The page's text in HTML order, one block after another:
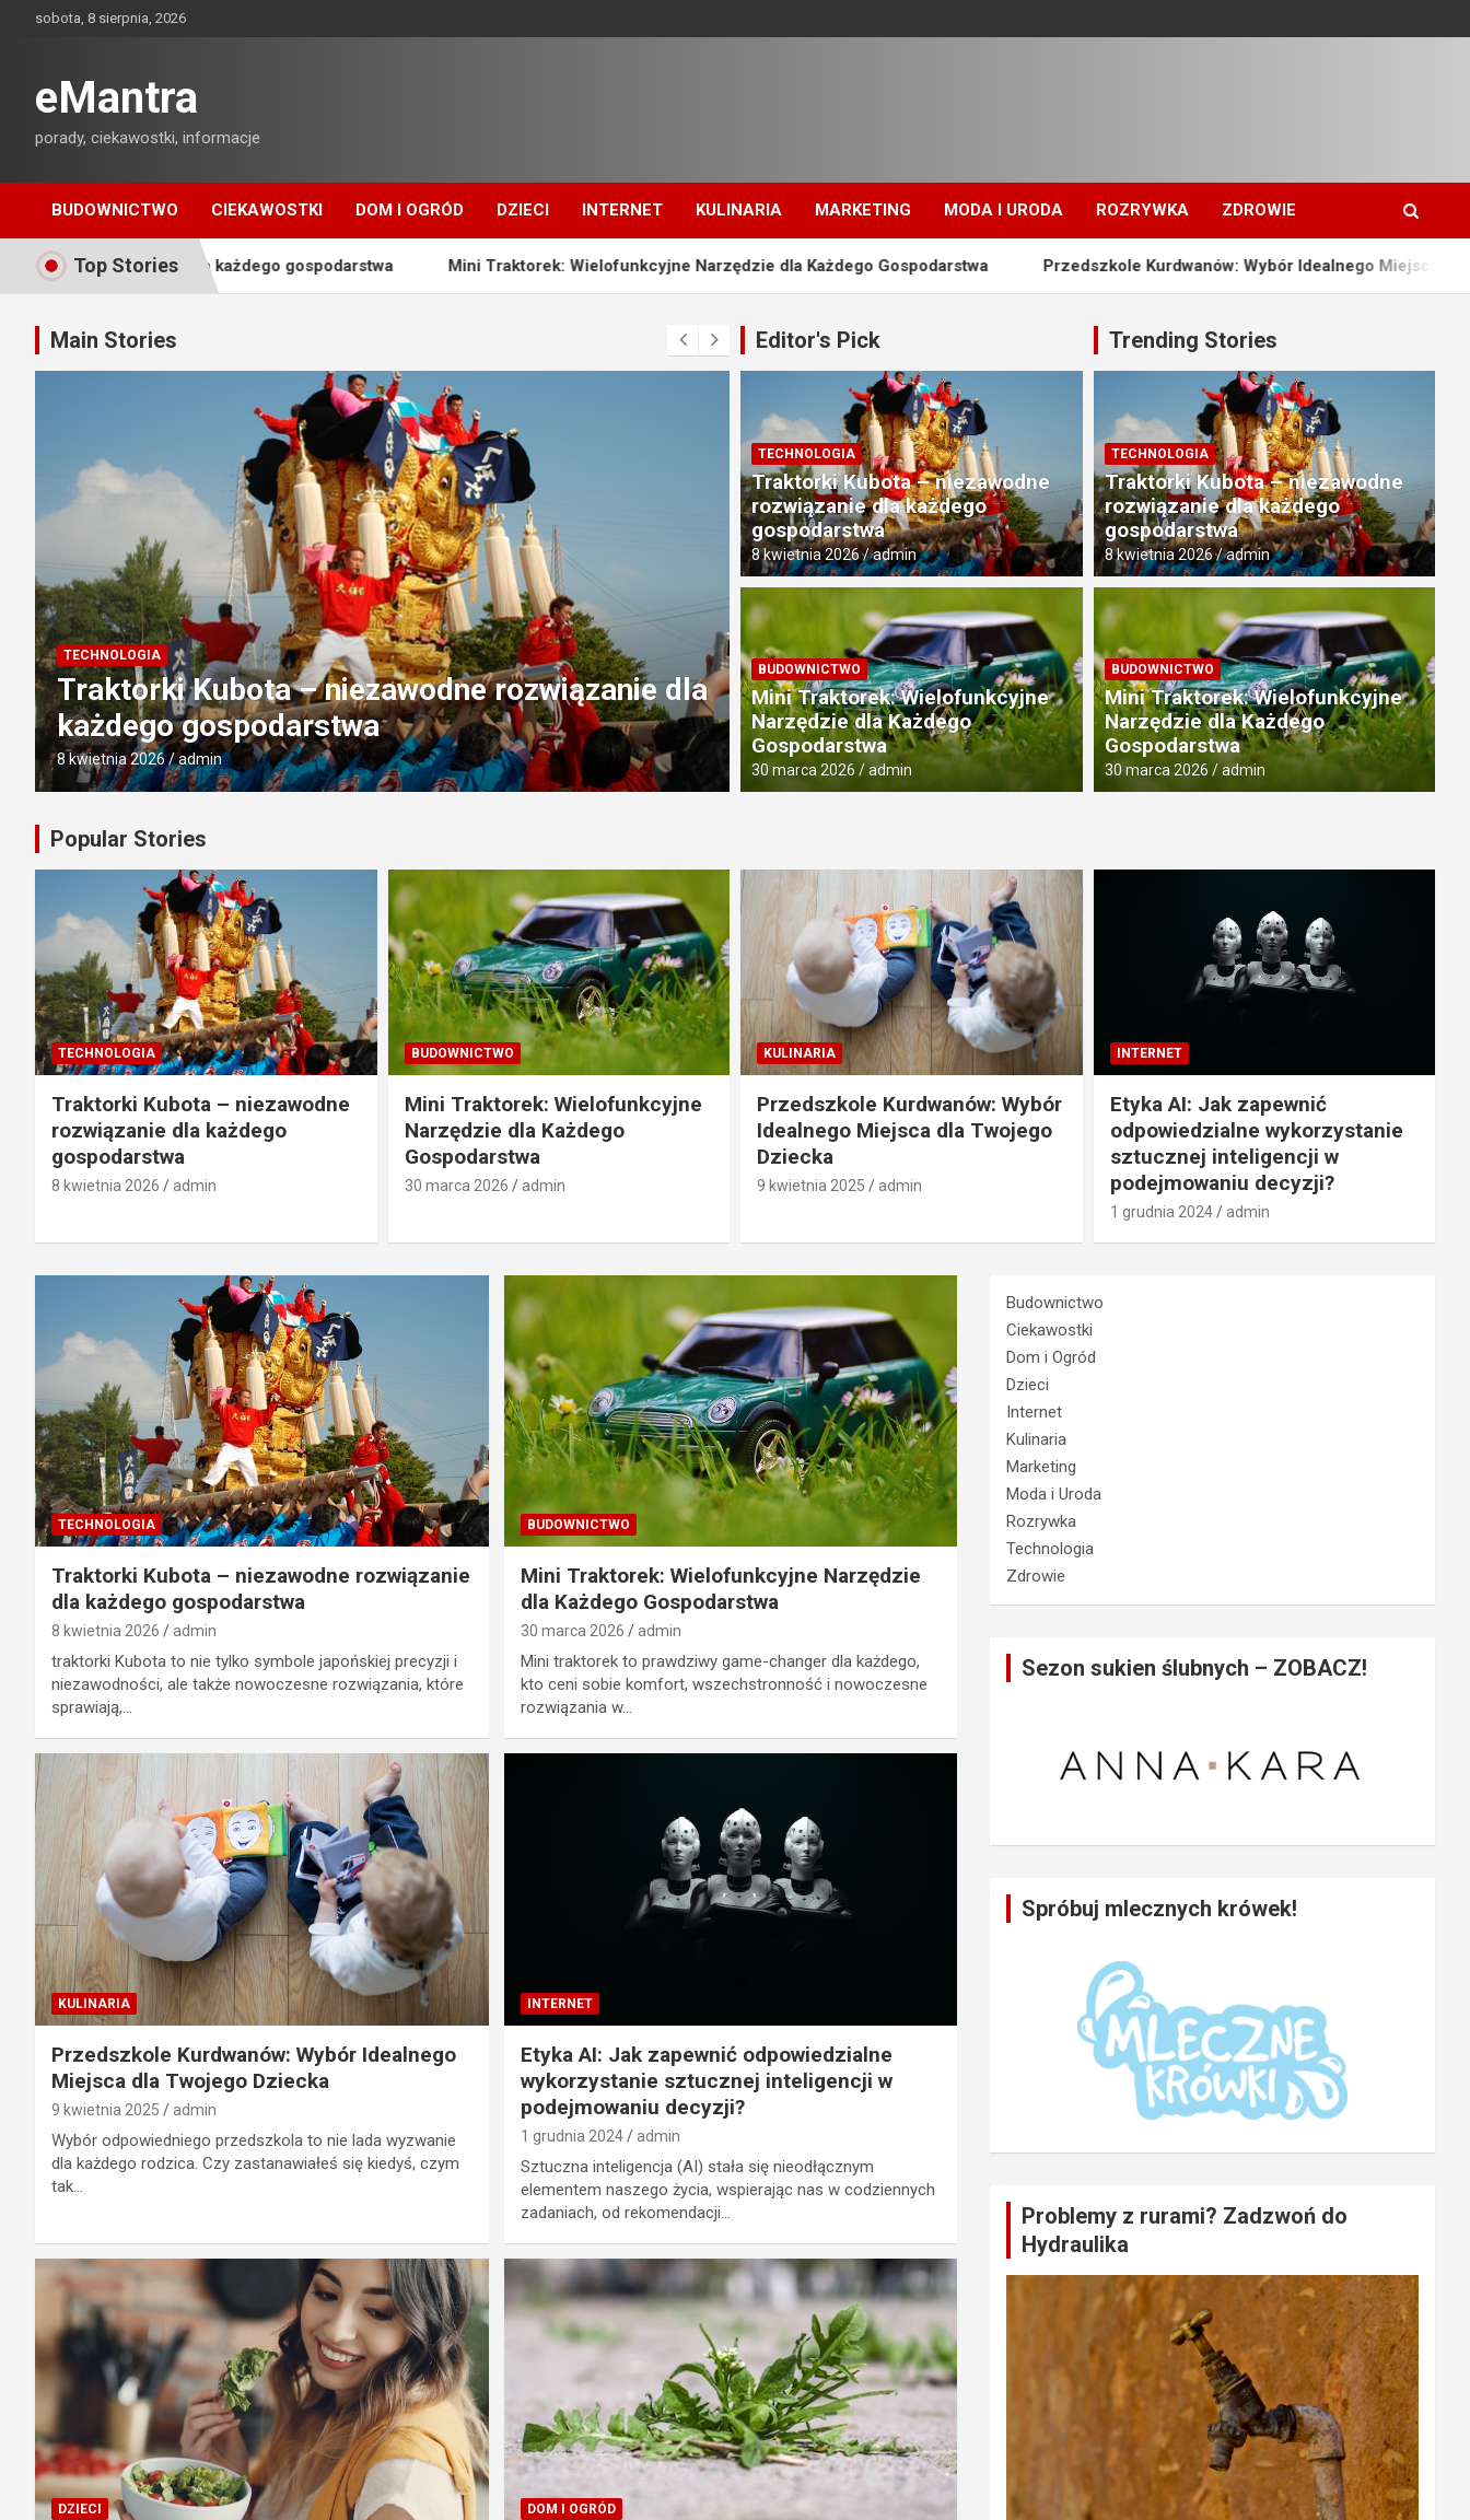
sobota, 8 sierpnia, 2026
eMantra
porady, ciekawostki, informacje
BUDOWNICTWO CIEKAWOSTKI DOM I OGRÓD DZIECI INTERNET KULINARIA MARKETING MODA I URODA ROZRYWKA ZDROWIE
Top Stories
dla każdego gospodarstwa Mini Traktorek: Wielofunkcyjne Narzędzie dla Każdego Gospodarstwa Przedszkole Kurdwanów: Wybór Idealnego Miejsca dla Twojego
Main Stories
BUDOWNICTWO
Mini Traktorek: Wielofunkcyjne Narzędzie dla
Każdego Gospodarstwa
30 marca 2026 admin
KULINARIA
Przedszkole Kurdwanów: Wybór Idealnego
Miejsca dla Twojego Dziecka
9 kwietnia 2025 admin
Editor's Pick
TECHNOLOGIA
Traktorki Kubota – niezawodne
rozwiązanie dla każdego
gospodarstwa
8 kwietnia 2026 admin
BUDOWNICTWO
Mini Traktorek: Wielofunkcyjne
Narzędzie dla Każdego
Gospodarstwa
30 marca 2026 admin
Trending Stories
TECHNOLOGIA
Traktorki Kubota – niezawodne
rozwiązanie dla każdego
gospodarstwa
8 kwietnia 2026 admin
BUDOWNICTWO
Mini Traktorek: Wielofunkcyjne
Narzędzie dla Każdego
Gospodarstwa
30 marca 2026 admin
Popular Stories
TECHNOLOGIA
Traktorki Kubota – niezawodne
rozwiązanie dla każdego
gospodarstwa
8 kwietnia 2026 admin
BUDOWNICTWO
Mini Traktorek: Wielofunkcyjne
Narzędzie dla Każdego
Gospodarstwa
30 marca 2026 admin
KULINARIA
Przedszkole Kurdwanów: Wybór
Idealnego Miejsca dla Twojego
Dziecka
9 kwietnia 2025 admin
INTERNET
Etyka AI: Jak zapewnić
odpowiedzialne wykorzystanie
sztucznej inteligencji w
podejmowaniu decyzji?
1 grudnia 2024 admin
TECHNOLOGIA
Traktorki Kubota – niezawodne rozwiązanie
dla każdego gospodarstwa
8 kwietnia 2026 admin
traktorki Kubota to nie tylko symbole japońskiej precyzji i
niezawodności, ale także nowoczesne rozwiązania, które
sprawiają,…
BUDOWNICTWO
Mini Traktorek: Wielofunkcyjne Narzędzie
dla Każdego Gospodarstwa
30 marca 2026 admin
Mini traktorek to prawdziwy game-changer dla każdego,
kto ceni sobie komfort, wszechstronność i nowoczesne
rozwiązania w…
KULINARIA
Przedszkole Kurdwanów: Wybór Idealnego
Miejsca dla Twojego Dziecka
9 kwietnia 2025 admin
Wybór odpowiedniego przedszkola to nie lada wyzwanie
dla każdego rodzica. Czy zastanawiałeś się kiedyś, czym
tak…
INTERNET
Etyka AI: Jak zapewnić odpowiedzialne
wykorzystanie sztucznej inteligencji w
podejmowaniu decyzji?
1 grudnia 2024 admin
Sztuczna inteligencja (AI) stała się nieodłącznym
elementem naszego życia, wspierając nas w codziennych
zadaniach, od rekomendacji…
DZIECI DOM I OGRÓD
Budownictwo
Ciekawostki
Dom i Ogród
Dzieci
Internet
Kulinaria
Marketing
Moda i Uroda
Rozrywka
Technologia
Zdrowie
Sezon sukien ślubnych – ZOBACZ!
Spróbuj mlecznych krówek!
Problemy z rurami? Zadzwoń do
Hydraulika